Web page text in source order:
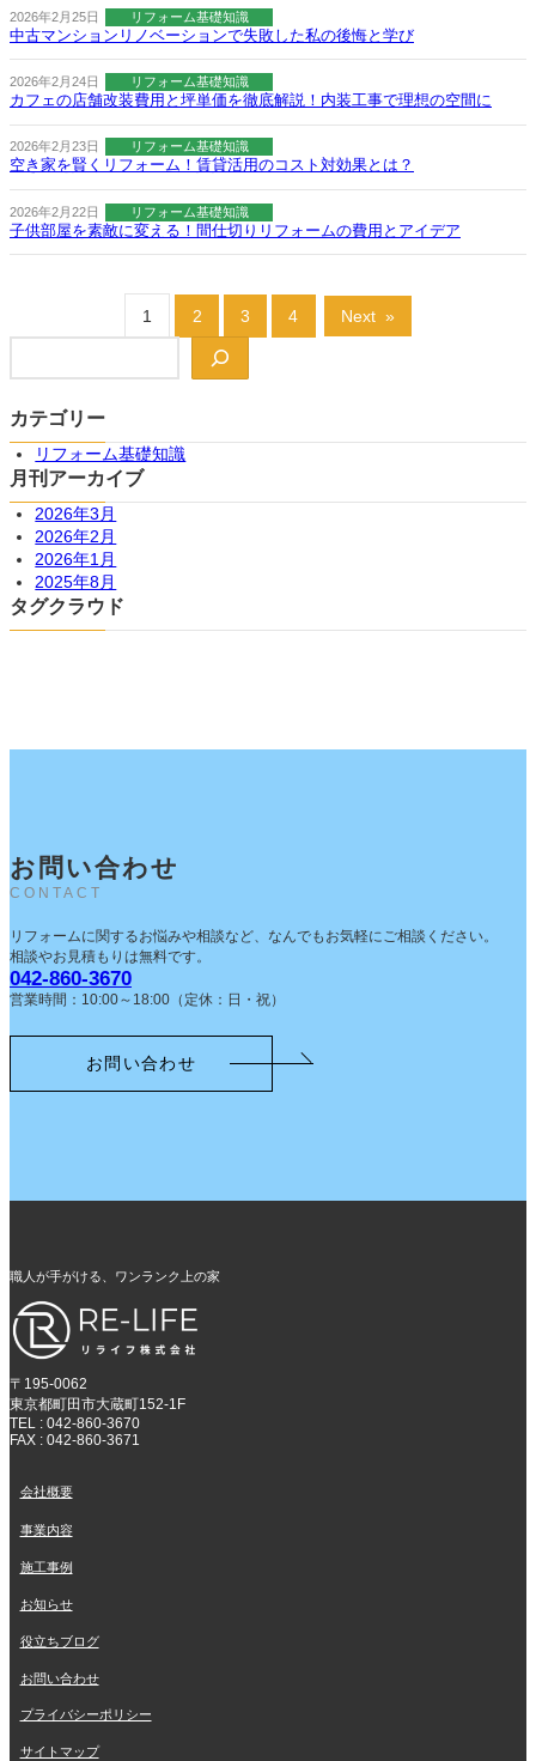
2026年2月25日 リフォーム基礎知識
中古マンションリノベーションで失敗した私の後悔と学び
2026年2月24日 リフォーム基礎知識
カフェの店舗改装費用と坪単価を徹底解説！内装工事で理想の空間に
2026年2月23日 リフォーム基礎知識
空き家を賢くリフォーム！賃貸活用のコスト対効果とは？
2026年2月22日 リフォーム基礎知識
子供部屋を素敵に変える！間仕切りリフォームの費用とアイデア
1 2 3 4 Next »
カテゴリー
リフォーム基礎知識
月刊アーカイブ
2026年3月
2026年2月
2026年1月
2025年8月
タグクラウド
お問い合わせ
CONTACT
リフォームに関するお悩みや相談など、なんでもお気軽にご相談ください。
相談やお見積もりは無料です。
042-860-3670
営業時間：10:00～18:00（定休：日・祝）
お問い合わせ
職人が手がける、ワンランク上の家
〒195-0062
東京都町田市大蔵町152-1F
TEL : 042-860-3670
FAX : 042-860-3671
会社概要
事業内容
施工事例
お知らせ
役立ちブログ
お問い合わせ
プライバシーポリシー
サイトマップ